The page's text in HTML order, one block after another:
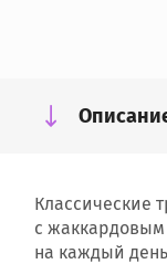
Классические
с жаккардовым
на каждый